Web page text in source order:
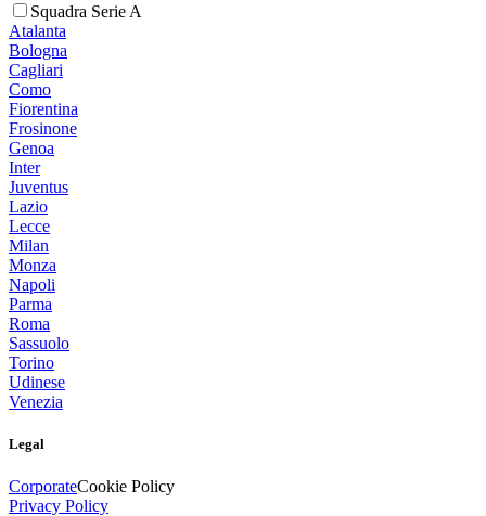
Squadra Serie A
Atalanta
Bologna
Cagliari
Como
Fiorentina
Frosinone
Genoa
Inter
Juventus
Lazio
Lecce
Milan
Monza
Napoli
Parma
Roma
Sassuolo
Torino
Udinese
Venezia
Legal
CorporateCookie Policy
Privacy Policy